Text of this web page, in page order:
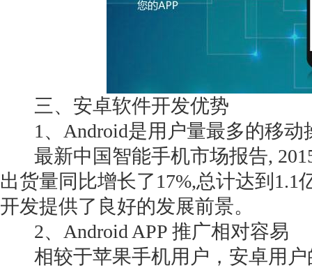
三、安卓软件开发优势
1、Android是用户量最多的移动
最新中国智能手机市场报告,
出货量同比增长了17%,总计达到1.1
开发提供了良好的发展前景。
2、Android APP 推广相对容易
相较于苹果手机用户，安卓用户